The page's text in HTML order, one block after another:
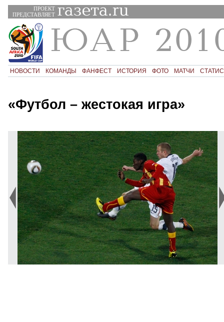
ПРОЕКТ
ПРЕДСТАВЛЯЕТ
НОВОСТИ КОМАНДЫ ФАНФЕСТ ИСТОРИЯ ФОТО МАТЧИ
«Футбол – жестокая игра»